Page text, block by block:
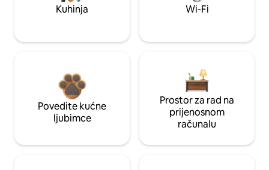
Kuhinja Wi-Fi
Povedite kućne
ljubimce
Prostor za rad na
prijenosnom
računalu